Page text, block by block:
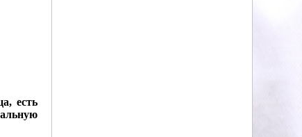
есть